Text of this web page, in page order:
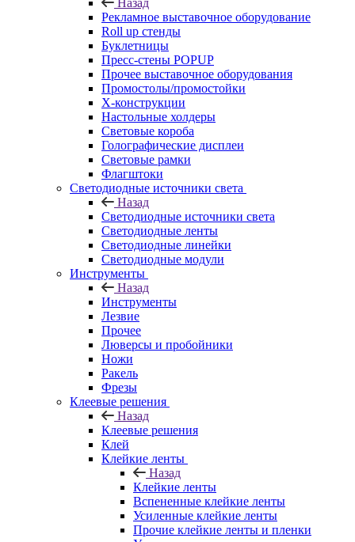
Назад
Рекламное выставочное оборудование
Roll up стенды
Буклетницы
Пресс-стены POPUP
Прочее выставочное оборудования
Промостолы/промостойки
Х-конструкции
Настольные холдеры
Световые короба
Голографические дисплеи
Световые рамки
Флагштоки
Светодиодные источники света
Назад
Светодиодные источники света
Светодиодные ленты
Светодиодные линейки
Светодиодные модули
Инструменты
Назад
Инструменты
Лезвие
Прочее
Люверсы и пробойники
Ножи
Ракель
Фрезы
Клеевые решения
Назад
Клеевые решения
Клей
Клейкие ленты
Назад
Клейкие ленты
Вспененные клейкие ленты
Усиленные клейкие ленты
Прочие клейкие ленты и пленки